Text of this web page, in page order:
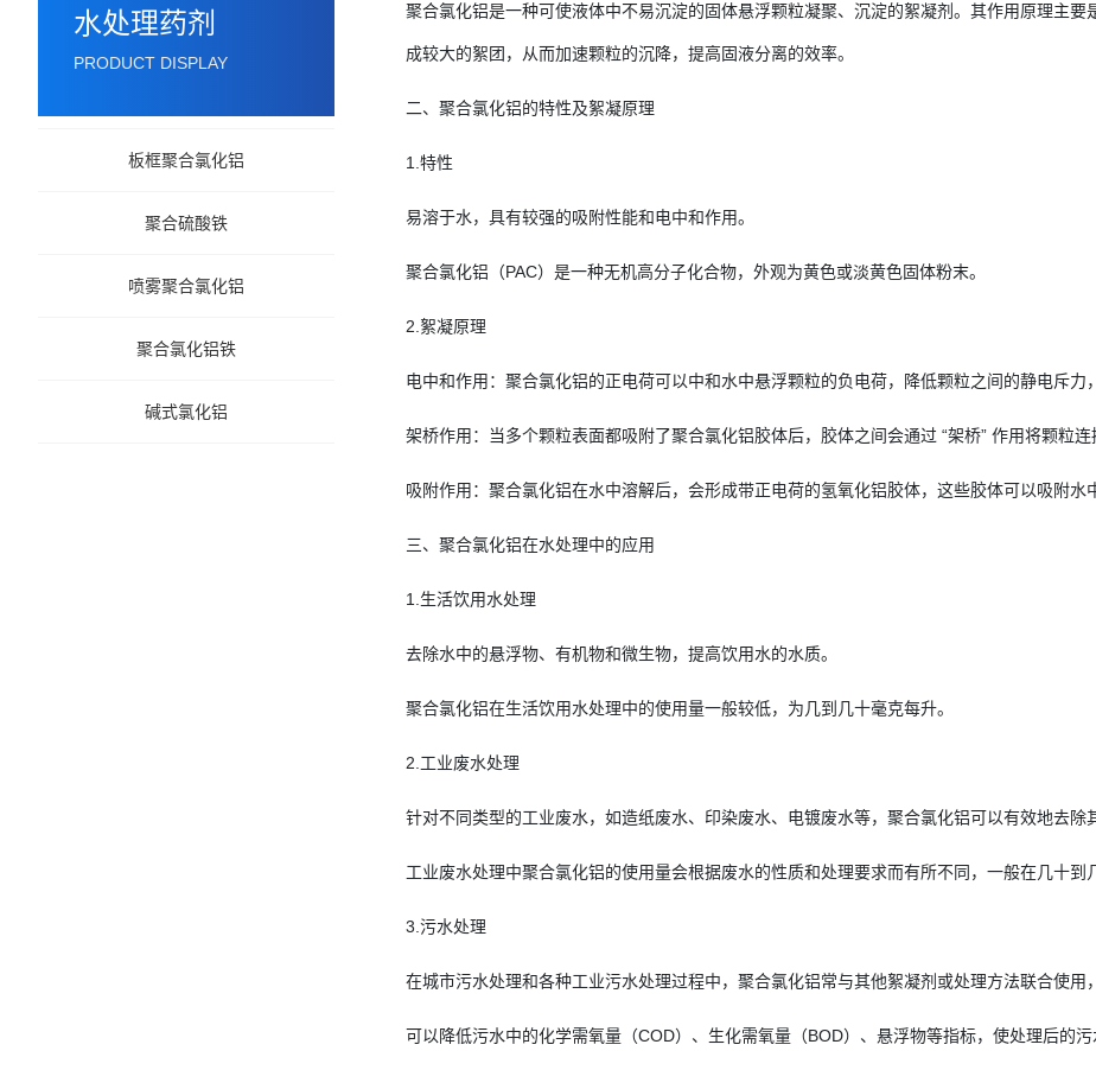
水处理药剂
PRODUCT DISPLAY
板框聚合氯化铝
聚合硫酸铁
喷雾聚合氯化铝
聚合氯化铝铁
碱式氯化铝
聚合氯化铝是一种可使液体中不易沉淀的固体悬浮颗粒凝聚、沉淀的絮凝剂。其作用原理主
成较大的絮团，从而加速颗粒的沉降，提高固液分离的效率。
二、聚合氯化铝的特性及絮凝原理
1.特性
易溶于水，具有较强的吸附性能和电中和作用。
聚合氯化铝（PAC）是一种无机高分子化合物，外观为黄色或淡黄色固体粉末。
2.絮凝原理
电中和作用：聚合氯化铝的正电荷可以中和水中悬浮颗粒的负电荷，降低颗粒之间的静电斥力
架桥作用：当多个颗粒表面都吸附了聚合氯化铝胶体后，胶体之间会通过 “架桥” 作用将颗粒连
吸附作用：聚合氯化铝在水中溶解后，会形成带正电荷的氢氧化铝胶体，这些胶体可以吸附水
三、聚合氯化铝在水处理中的应用
1.生活饮用水处理
去除水中的悬浮物、有机物和微生物，提高饮用水的水质。
聚合氯化铝在生活饮用水处理中的使用量一般较低，为几到几十毫克每升。
2.工业废水处理
针对不同类型的工业废水，如造纸废水、印染废水、电镀废水等，聚合氯化铝可以有效地去除
工业废水处理中聚合氯化铝的使用量会根据废水的性质和处理要求而有所不同，一般在几十到
3.污水处理
在城市污水处理和各种工业污水处理过程中，聚合氯化铝常与其他絮凝剂或处理方法联合使用
可以降低污水中的化学需氧量（COD）、生化需氧量（BOD）、悬浮物等指标，使处理后的污